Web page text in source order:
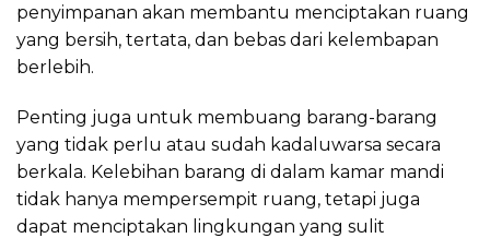
penyimpanan akan membantu menciptakan ruang
yang bersih, tertata, dan bebas dari kelembapan
berlebih.
Penting juga untuk membuang barang-barang
yang tidak perlu atau sudah kadaluwarsa secara
berkala. Kelebihan barang di dalam kamar mandi
tidak hanya mempersempit ruang, tetapi juga
dapat menciptakan lingkungan yang sulit